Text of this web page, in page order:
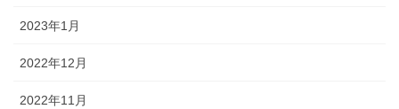
2023年1月
2022年12月
2022年11月